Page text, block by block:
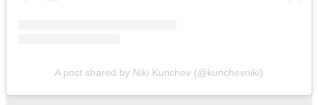
A post shared by Niki Kunchev (@kunchevniki)